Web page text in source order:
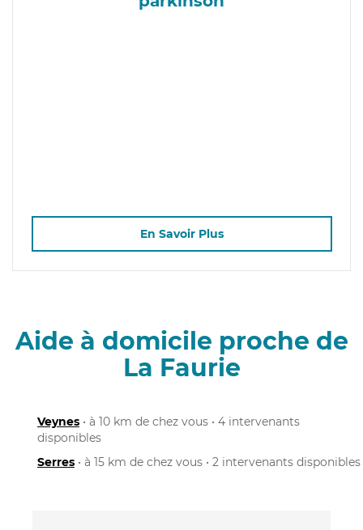
En Savoir Plus
Aide à domicile proche de
La Faurie
Veynes • à 10 km de chez vous • 4 intervenants
disponibles
Serres • à 15 km de chez vous • 2 intervenants disponibles